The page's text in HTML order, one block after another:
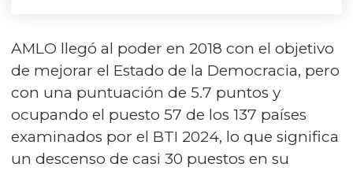
AMLO llegó al poder en 2018 con el objetivo
de mejorar el Estado de la Democracia, pero
con una puntuación de 5.7 puntos y
ocupando el puesto 57 de los 137 países
examinados por el BTI 2024, lo que significa
un descenso de casi 30 puestos en su